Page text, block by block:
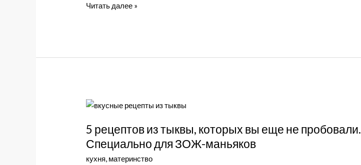
Что
Читать далее »
5 рецептов из тыквы, которых вы еще не пробовали.
Специально для ЗОЖ-маньяков
кухня, материнство